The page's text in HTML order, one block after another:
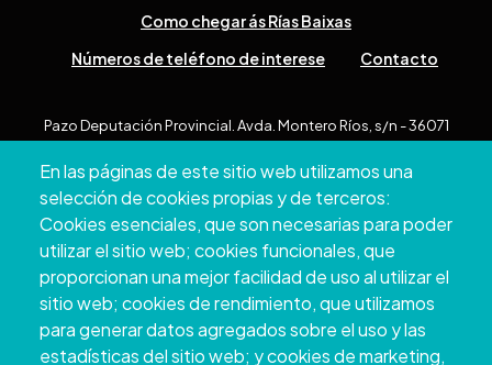
En las páginas de este sitio web utilizamos una
selección de cookies propias y de terceros:
Cookies esenciales, que son necesarias para poder
utilizar el sitio web; cookies funcionales, que
proporcionan una mejor facilidad de uso al utilizar el
sitio web; cookies de rendimiento, que utilizamos
para generar datos agregados sobre el uso y las
estadísticas del sitio web; y cookies de marketing,
Como chegar ás Rías Baixas
Números de teléfono de interese
Contacto
Pazo Deputación Provincial. Avda. Montero Ríos, s/n - 36071
+34 986 804 100 | +34 986 804 124